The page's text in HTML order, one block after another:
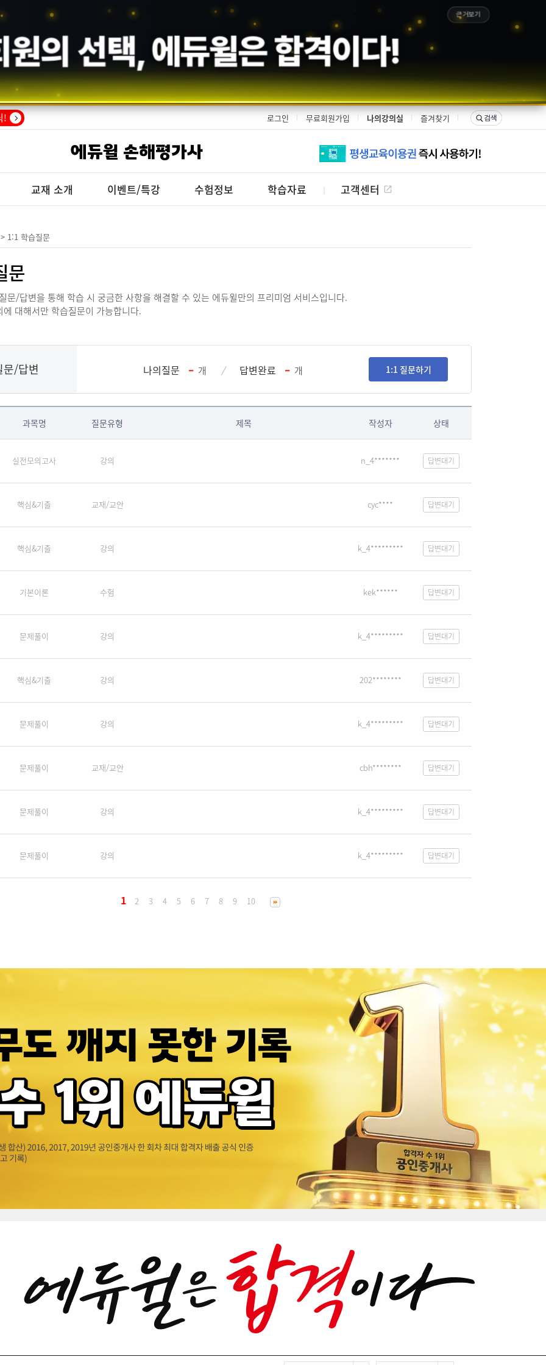
원의 선택,에듀윌은 합격이다!
근거보기
! 로그인 무료회원가입 나의강의실 즐겨찾기
에듀윌 손해평가사
교재 소개 이벤트/특강 수험정보 학습자료 고객센터
1:1 학습질문
문
문/답변을 통해 학습 시 궁금한 사항을 해결할 수 있는 에듀윌만의 프리미엄 서비스입니다.
대해서만 학습질문이 가능합니다.
/답변 나의질문 - 개 / 답변완료 - 개 1:1 질문하기
과목명 질문유형 제목 작성자 상태
실전모의고사 강의 n_4******* 답변대기
핵심&기출 교재/교안 cyc**** 답변대기
핵심&기출 강의 k_4********* 답변대기
기본이론 수험 kek****** 답변대기
문제풀이 강의 k_4********* 답변대기
핵심&기출 강의 202******** 답변대기
문제풀이 강의 k_4********* 답변대기
문제풀이 교재/교안 cbh******** 답변대기
문제풀이 강의 k_4********* 답변대기
문제풀이 강의 k_4********* 답변대기
1 2 3 4 5 6 7 8 9 10